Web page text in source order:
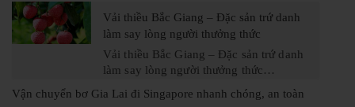
Vải thiều Bắc Giang – Đặc sản trứ danh
làm say lòng người thưởng thức
Vải thiều Bắc Giang – Đặc sản trứ danh
làm say lòng người thưởng thức…
Vận chuyển bơ Gia Lai đi Singapore nhanh chóng, an toàn